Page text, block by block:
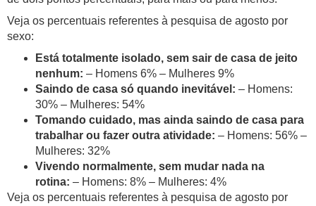
Veja os percentuais referentes à pesquisa de agosto por
sexo:
Está totalmente isolado, sem sair de casa de jeito
nenhum: – Homens 6% – Mulheres 9%
Saindo de casa só quando inevitável: – Homens:
30% – Mulheres: 54%
Tomando cuidado, mas ainda saindo de casa para
trabalhar ou fazer outra atividade: – Homens: 56% –
Mulheres: 32%
Vivendo normalmente, sem mudar nada na
rotina: – Homens: 8% – Mulheres: 4%
Veja os percentuais referentes à pesquisa de agosto por